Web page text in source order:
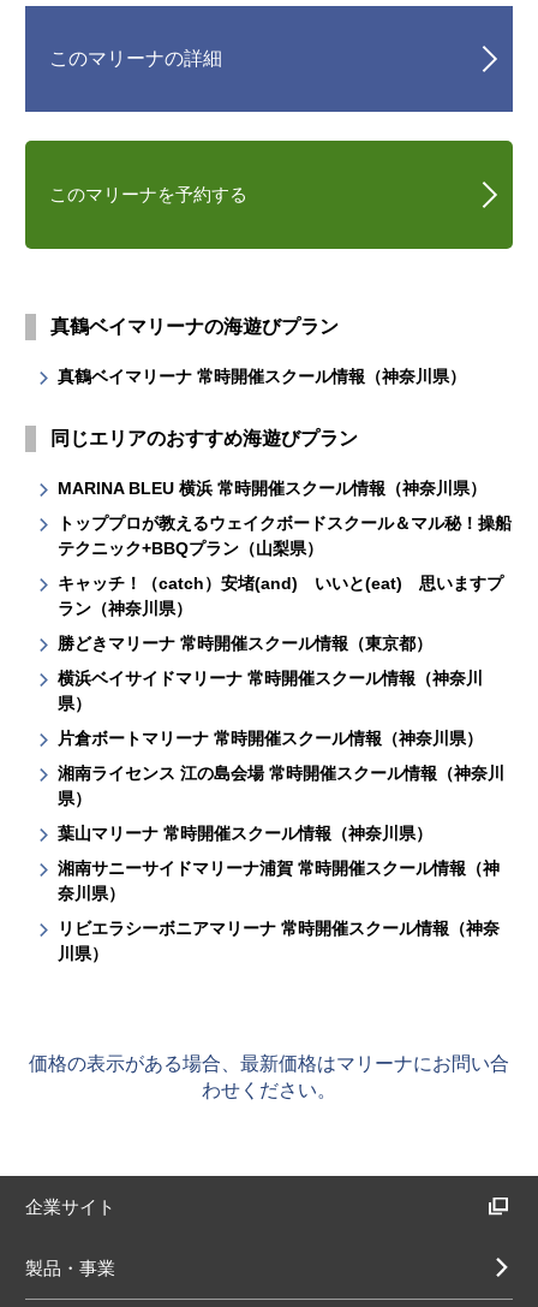
このマリーナの詳細
このマリーナを予約する
真鶴ベイマリーナの海遊びプラン
真鶴ベイマリーナ 常時開催スクール情報（神奈川県）
同じエリアのおすすめ海遊びプラン
MARINA BLEU 横浜 常時開催スクール情報（神奈川県）
トッププロが教えるウェイクボードスクール＆マル秘！操船
テクニック+BBQプラン（山梨県）
キャッチ！（catch）安堵(and) いいと(eat) 思いますプ
ラン（神奈川県）
勝どきマリーナ 常時開催スクール情報（東京都）
横浜ベイサイドマリーナ 常時開催スクール情報（神奈川
県）
片倉ボートマリーナ 常時開催スクール情報（神奈川県）
湘南ライセンス 江の島会場 常時開催スクール情報（神奈川
県）
葉山マリーナ 常時開催スクール情報（神奈川県）
湘南サニーサイドマリーナ浦賀 常時開催スクール情報（神
奈川県）
リビエラシーボニアマリーナ 常時開催スクール情報（神奈
川県）
価格の表示がある場合、最新価格はマリーナにお問い合
わせください。
企業サイト
製品・事業